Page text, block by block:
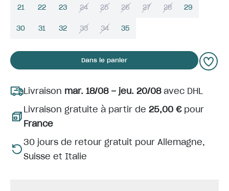
21 22 23 24 25 26 27 28 29
30 31 32 33 34 35
Dans le panier
Livraison mar. 18/08 – jeu. 20/08avec DHL
Livraison gratuite à partir de 25,00 €pour
France
30 jours de retour gratuit pour Allemagne,
Suisse et Italie